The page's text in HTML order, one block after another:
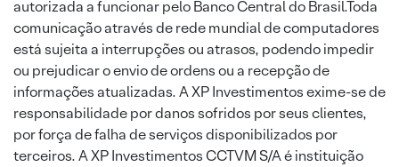
autorizada a funcionar pelo Banco Central do Brasil.Toda
comunicação através de rede mundial de computadores
está sujeita a interrupções ou atrasos, podendo impedir
ou prejudicar o envio de ordens ou a recepção de
informações atualizadas. A XP Investimentos exime-se de
responsabilidade por danos sofridos por seus clientes,
por força de falha de serviços disponibilizados por
terceiros. A XP Investimentos CCTVM S/A é instituição